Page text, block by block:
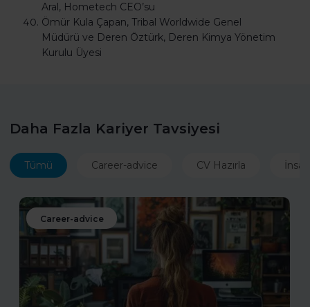
Aral, Hometech CEO’su
Ömür Kula Çapan, Tribal Worldwide Genel
Müdürü ve Deren Öztürk, Deren Kimya Yönetim
Kurulu Üyesi
Daha Fazla Kariyer Tavsiyesi
Tümü Career-advice CV Hazırla
Career-advice